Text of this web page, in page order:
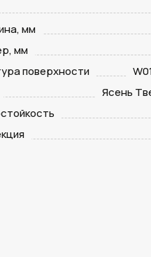
мм
мм
поверхности
Ясень